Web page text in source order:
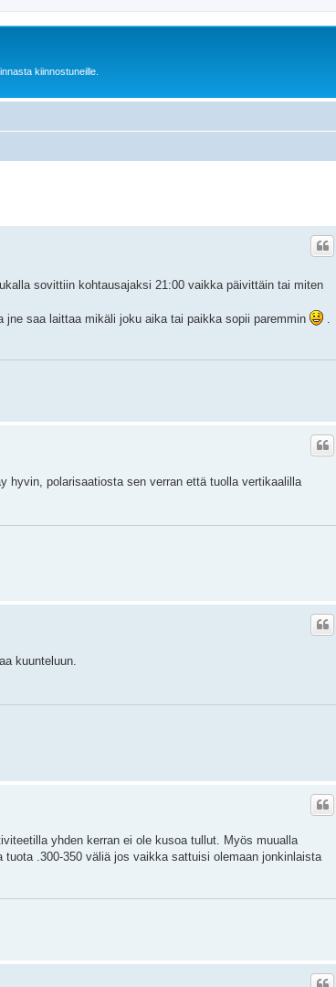
kiinnostuneille.
sovittiin kohtausajaksi 21:00 vaikka päivittäin tai miten
saa laittaa mikäli joku aika tai paikka sopii paremmin
hyvin, polarisaatiosta sen verran että tuolla vertikaalilla
kuunteluun.
yhden kerran ei ole kusoa tullut. Myös muualla
.300-350 väliä jos vaikka sattuisi olemaan jonkinlaista